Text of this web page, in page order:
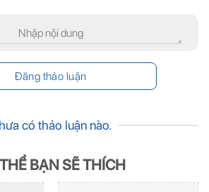
có thảo luận nào.
BẠN SẼ THÍCH